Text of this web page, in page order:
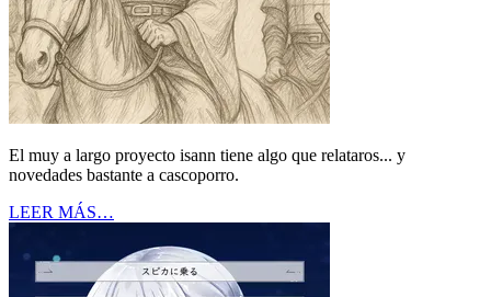
El muy a largo proyecto isann tiene algo que relataros... y
novedades bastante a cascoporro.
LEER MÁS…